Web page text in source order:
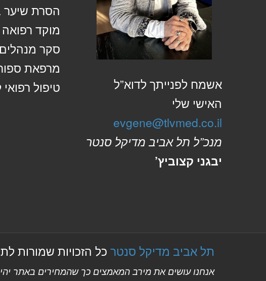
אשמח לפנייתך לדוא”ל
האישי שלי
evgene@tlvmed.co.il
מנכ”ל תל אביב מדיקל סנטר
יבגני קצוביץ’
הסרת שיער
מוקד
סקר מנהלים
מרפאת
טיפול רפואי
תל אביב מדיקל סנטר כל הזכויות שמורות לתל
אנחנו עושים את מירב המאמצים כך שהמחירים באתר